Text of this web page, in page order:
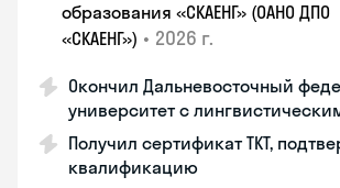
образования «СКАЕНГ» (ОАНО ДПО
«СКАЕНГ») • 2026 г.
Окончил Дальневосточный
университет с
Получил сертификат TKT,
квалификацию